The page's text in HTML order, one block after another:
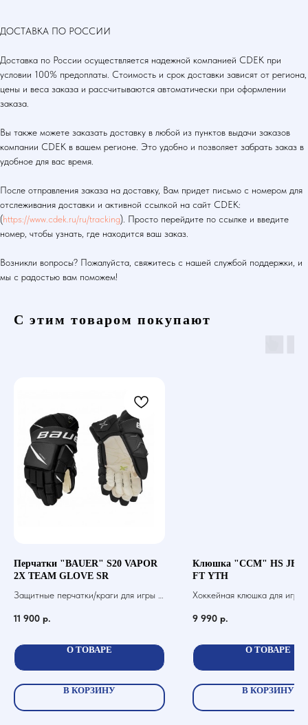
ДОСТАВКА ПО РОССИИ
Доставка по России осуществляется надежной компанией CDEK при
условии 100% предоплаты. Стоимость и срок доставки зависят от региона,
цены и веса заказа и рассчитываются автоматически при оформлении
заказа.
Вы также можете заказать доставку в любой из пунктов выдачи заказов
компании CDEK в вашем регионе. Это удобно и позволяет забрать заказ в
удобное для вас время.
После отправления заказа на доставку, Вам придет письмо с номером для
отслеживания доставки и активной ссылкой на сайт CDEK:
(https://www.cdek.ru/ru/tracking). Просто перейдите по ссылке и введите
номер, чтобы узнать, где находится ваш заказ.
Возникли вопросы? Пожалуйста, свяжитесь с нашей службой поддержки, и
мы с радостью вам поможем!
С этим товаром покупают
Перчатки "BAUER" S20 VAPOR
2X TEAM GLOVE SR
Защитные перчатки/краги для игры в
11 900 р.
О ТОВАРЕ
В КОРЗИНУ
Клюшка "CCM" HS
FT YTH
Хоккейная клюшка для игры
9 990 р.
О ТОВАРЕ
В КОРЗИНУ